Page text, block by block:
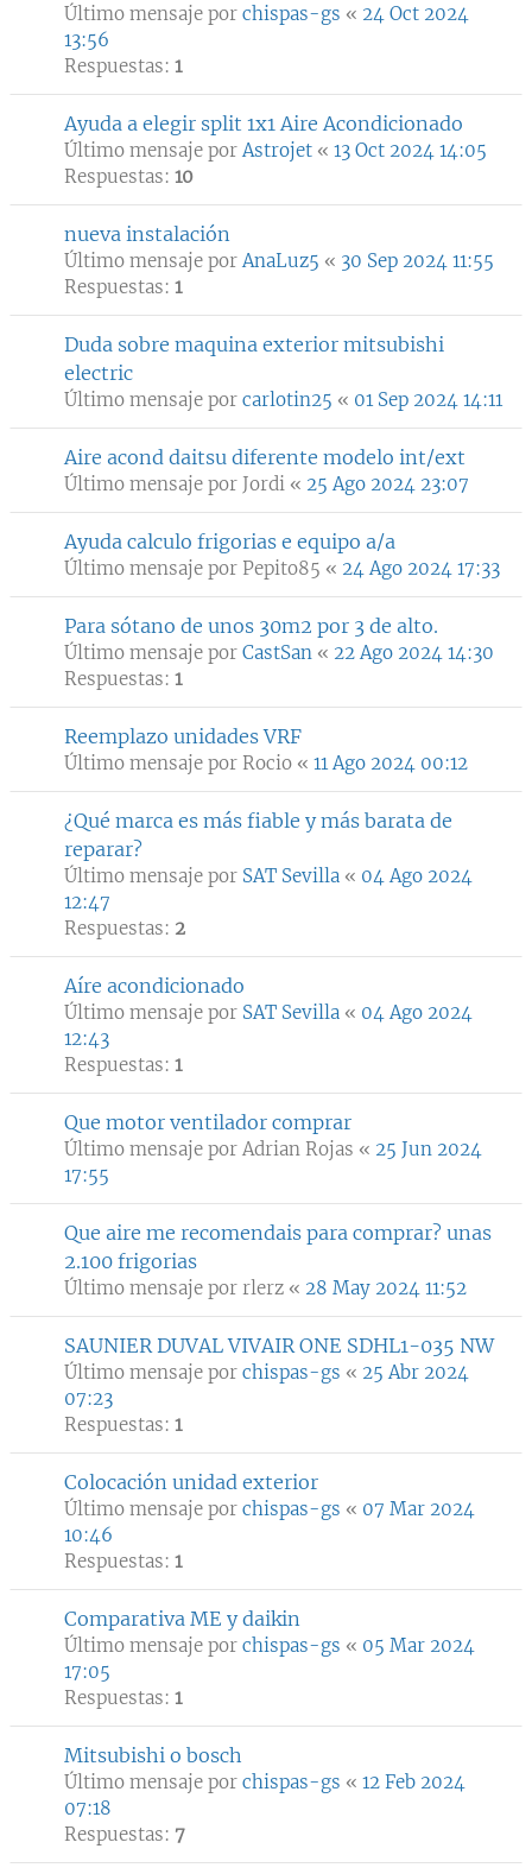
Último mensaje por chispas-gs « 24 Oct 2024
13:56
Respuestas: 1
Ayuda a elegir split 1x1 Aire Acondicionado
Último mensaje porAstrojet « 13 Oct 2024 14:05
Respuestas: 10
nueva instalación
Último mensaje porAnaLuz5 « 30 Sep 2024 11:55
Respuestas: 1
Duda sobre maquina exterior mitsubishi
electric
Último mensaje por carlotin25 « 01 Sep 2024 14:11
Aire acond daitsu diferente modelo int/ext
Último mensaje por Jordi « 25 Ago 2024 23:07
Ayuda calculo frigorias e equipo a/a
Último mensaje por Pepito85 « 24 Ago 2024 17:33
Para sótano de unos 30m2 por 3 de alto.
Último mensaje por CastSan « 22 Ago 2024 14:30
Respuestas: 1
Reemplazo unidades VRF
Último mensaje por Rocio « 11 Ago 2024 00:12
¿Qué marca es más fiable y más barata de
reparar?
Último mensaje por SAT Sevilla « 04 Ago 2024
12:47
Respuestas: 2
Aíre acondicionado
Último mensaje por SAT Sevilla « 04 Ago 2024
12:43
Respuestas: 1
Que motor ventilador comprar
Último mensaje por Adrian Rojas « 25 Jun 2024
17:55
Que aire me recomendais para comprar? unas
2.100 frigorias
Último mensaje por rlerz « 28 May 2024 11:52
SAUNIER DUVAL VIVAIR ONE SDHL1-035 NW
Último mensaje por chispas-gs « 25 Abr 2024
07:23
Respuestas: 1
Colocación unidad exterior
Último mensaje por chispas-gs « 07 Mar 2024
10:46
Respuestas: 1
Comparativa ME y daikin
Último mensaje por chispas-gs « 05 Mar 2024
17:05
Respuestas: 1
Mitsubishi o bosch
Último mensaje por chispas-gs « 12 Feb 2024
07:18
Respuestas: 7